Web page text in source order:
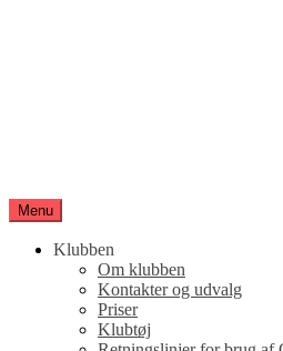
Menu
Klubben
Om klubben
Kontakter og udvalg
Priser
Klubtøj